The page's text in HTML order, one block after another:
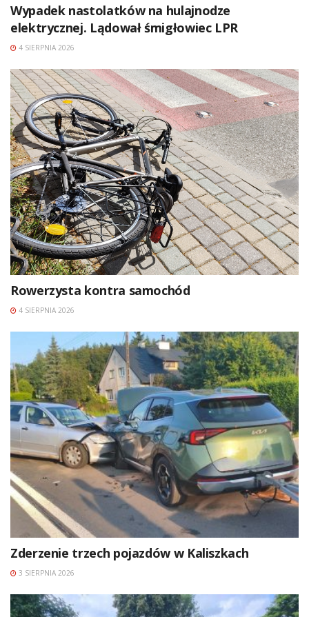
Wypadek nastolatków na hulajnodze
elektrycznej. Lądował śmigłowiec LPR
4 SIERPNIA 2026
Rowerzysta kontra samochód
4 SIERPNIA 2026
Zderzenie trzech pojazdów w Kaliszkach
3 SIERPNIA 2026